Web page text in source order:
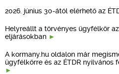
2026. június 30-ától elérhető az
Helyreállt a törvényes ügyfélkör
eljárásokban
A kormany.hu oldalon már
ügyfélkörre és az ÉTDR nyilvános